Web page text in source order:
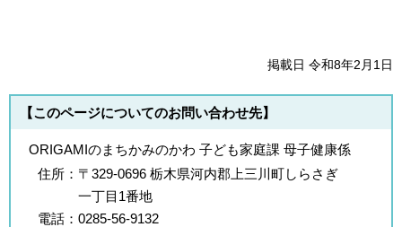
掲載日 令和8年2月1日
【このページについてのお問い合わせ先】
ORIGAMIのまちかみのかわ 子ども家庭課 母子健康係
住所： 〒329-0696 栃木県河内郡上三川町しらさぎ
一丁目1番地
電話： 0285-56-9132